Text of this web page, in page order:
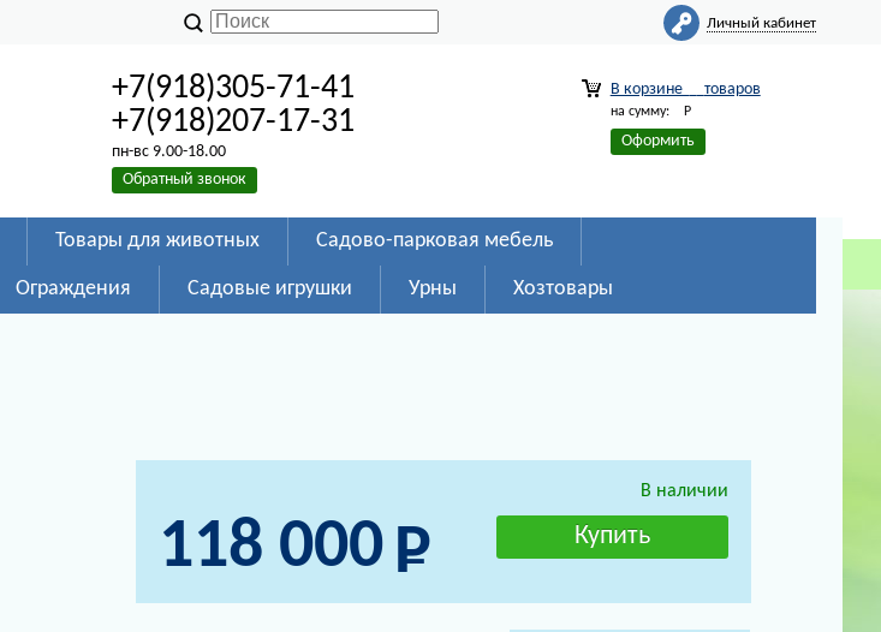
Личный кабинет
+7(918)305-71-41
+7(918)207-17-31
пн-вс 9.00-18.00
Обратный звонок
В корзине товаров
на сумму: Р
Оформить
Товары для животных Садово-парковая мебель
Ограждения Садовые игрушки Урны Хозтовары
В наличии
118 000